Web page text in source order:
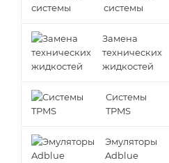
системы
Замена
технических
жидкостей
Cистемы
TPMS
Эмуляторы
Adblue